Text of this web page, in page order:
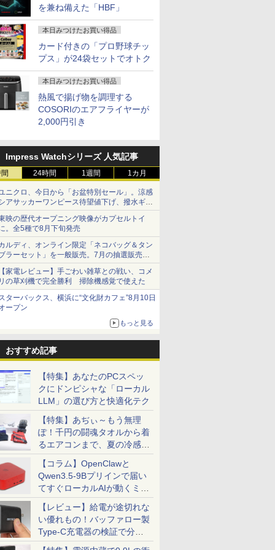
を兼ね備えた「HBF」
本日みつけたお買い得品
カード付きの「プロ野球チッ
プス」が24袋セットでオトク
本日みつけたお買い得品
熱風で揚げ物を調理する
COSORIのエアフライヤーが
2,000円引き
Impress Watchシリーズ 人気記事
24時間 1週間 1カ月
ニクロ、今日から「お盆特別セール」。涼感
アサッカーワンピース待望値下げ、撥水ギア
ョーツは1990円に
映の歴代オープニング映像がカプセルトイ
。全5種で8月下旬発売
ルディ、オンライン限定「ネコバッグ＆タン
ラーセット」を一般販売。7月の抽選販売の
選無効分
家電レビュー】手ごわい雑草との戦い、コメ
の草刈機で完全勝利 掃除機感覚で使えた
ターバックス、横浜に“文化財カフェ”8月10日
ープン
もっと見る
おすすめ記事
【特集】あなたのPCスペッ
クにドンピシャな「ローカル
LLM」の選び方と快適化テク
【特集】あぢぃ～もう無理
ぽ！千円の闘魂タオルから着
るエアコンまで、夏の冷感グ
ッズ一挙紹介
【コラム】OpenClawと
Qwen3.5-9Bプリインで届い
てすぐローカルAIが動くミニ
PC「SER9 Pro」
【レビュー】給電が途切れな
い優れもの！バッファロー製
Type-C充電器の検証で分か
ったこと